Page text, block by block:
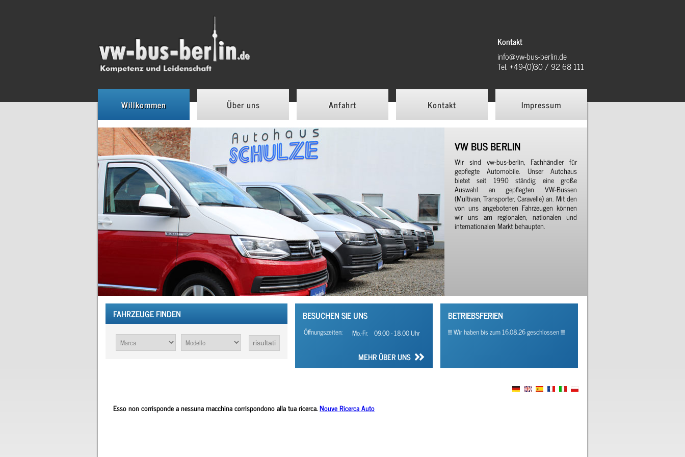
Kontakt
info@vw-bus-berlin.de
Tel. +49-(0)30 / 92 68 111
Willkommen Über uns Anfahrt Kontakt Impressum
VW BUS BERLIN
Wir sind vw-bus-berlin, Fachhändler für
gepflegte Automobile. Unser Autohaus
bietet seit 1990 ständig eine große
Auswahl an gepflegten VW-Bussen
(Multivan, Transporter, Caravelle) an. Mit den
von uns angebotenen Fahrzeugen können
wir uns am regionalen, nationalen und
internationalen Markt behaupten.
FAHRZEUGE FINDEN BESUCHEN SIE UNS
Öffnungszeiten: Mo.-Fr. 09.00 - 18.00 Uhr
MEHR ÜBER UNS
BETRIEBSFERIEN
!!!! Wir haben bis zum 16.08.26 geschlossen !!!!
Esso non corrisponde a nessuna macchina corrispondono alla tua ricerca.Nouve Ricerca Auto